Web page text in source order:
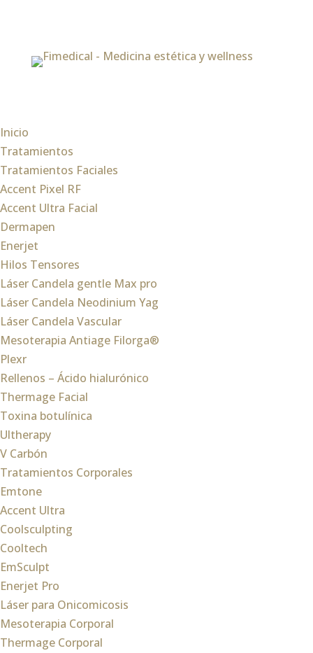
Inicio
Tratamientos
Tratamientos Faciales
Accent Pixel RF
Accent Ultra Facial
Dermapen
Enerjet
Hilos Tensores
Láser Candela gentle Max pro
Láser Candela Neodinium Yag
Láser Candela Vascular
Mesoterapia Antiage Filorga®
Plexr
Rellenos – Ácido hialurónico
Thermage Facial
Toxina botulínica
Ultherapy
V Carbón
Tratamientos Corporales
Emtone
Accent Ultra
Coolsculpting
Cooltech
EmSculpt
Enerjet Pro
Láser para Onicomicosis
Mesoterapia Corporal
Thermage Corporal